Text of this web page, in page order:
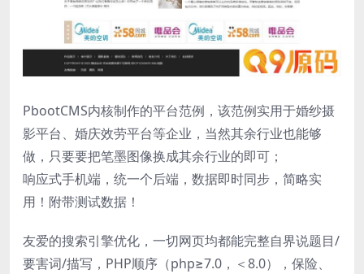
PbootCMS内核制作的平台范例，该范例实用于婚纱摄
影平台、婚庆效劳平台等企业，当然其余行业也能够
做，只要要把笔墨图像换成其余行业的即可；
响应式手机端，统一个后端，数据即时同步，简略实
用！附带测试数据！
友爱的搜索引擎优化，一切网页均都能完整自界说题目/
要害词/描写，PHP顺序（php≥7.0，＜8.0），保险、